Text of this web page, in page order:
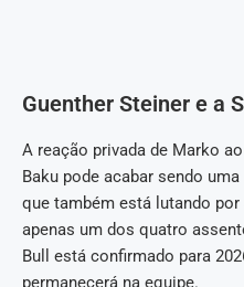
Guenther Steiner e a
A reação privada de Marko
Baku pode acabar sendo
que também está lutando
apenas um dos quatro
Bull está confirmado para